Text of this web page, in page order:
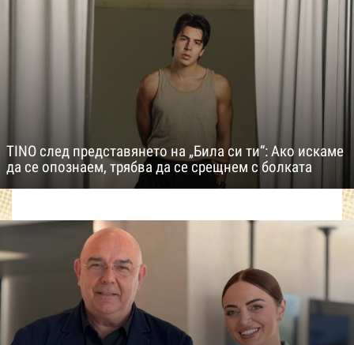
TINO след представянето на „Била си ти“: Ако искаме
да се опознаем, трябва да се срещнем с болката